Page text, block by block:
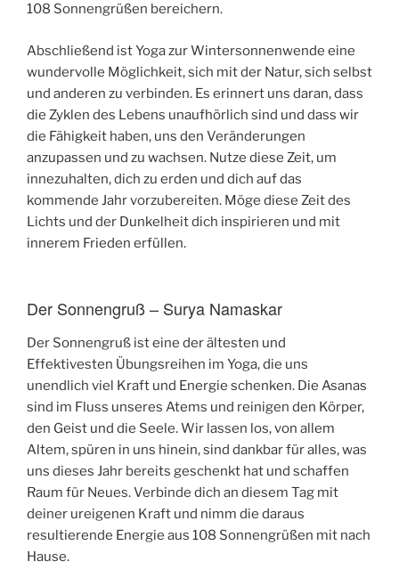
108 Sonnengrüßen bereichern.
Abschließend ist Yoga zur Wintersonnenwende eine
wundervolle Möglichkeit, sich mit der Natur, sich selbst
und anderen zu verbinden. Es erinnert uns daran, dass
die Zyklen des Lebens unaufhörlich sind und dass wir
die Fähigkeit haben, uns den Veränderungen
anzupassen und zu wachsen. Nutze diese Zeit, um
innezuhalten, dich zu erden und dich auf das
kommende Jahr vorzubereiten. Möge diese Zeit des
Lichts und der Dunkelheit dich inspirieren und mit
innerem Frieden erfüllen.
Der Sonnengruß – Surya Namaskar
Der Sonnengruß ist eine der ältesten und
Effektivesten Übungsreihen im Yoga, die uns
unendlich viel Kraft und Energie schenken. Die Asanas
sind im Fluss unseres Atems und reinigen den Körper,
den Geist und die Seele. Wir lassen los, von allem
Altem, spüren in uns hinein, sind dankbar für alles, was
uns dieses Jahr bereits geschenkt hat und schaffen
Raum für Neues. Verbinde dich an diesem Tag mit
deiner ureigenen Kraft und nimm die daraus
resultierende Energie aus 108 Sonnengrüßen mit nach
Hause.